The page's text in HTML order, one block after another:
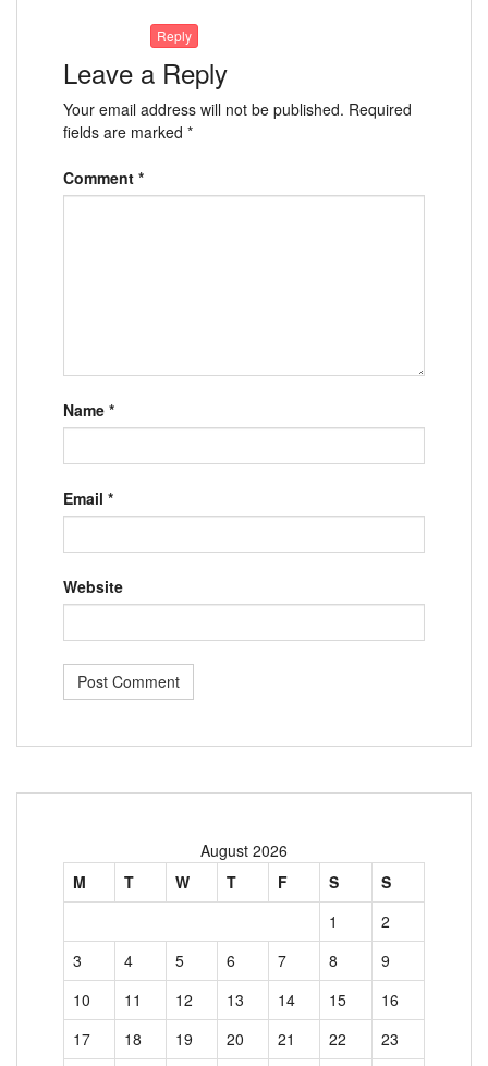
Reply
Leave a Reply
Your email address will not be published. Required
fields are marked *
Comment *
Name *
Email *
Website
August 2026
M
T W T F S
S
1
2
3
4 5 6 7 8
9
10
11 12 13 14 15
16
17
18 19 20 21 22
23